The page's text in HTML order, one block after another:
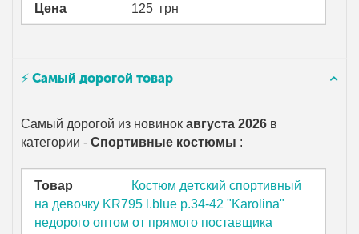
Цена 125 грн
⚡ Самый дорогой товар
Самый дорогой из новинокавгуста 2026 в
категории -Спортивные костюмы :
Товар
Костюм детский спортивный
на девочку KR795 l.blue р.34-42 "Karolina"
недорого оптом от прямого поставщика